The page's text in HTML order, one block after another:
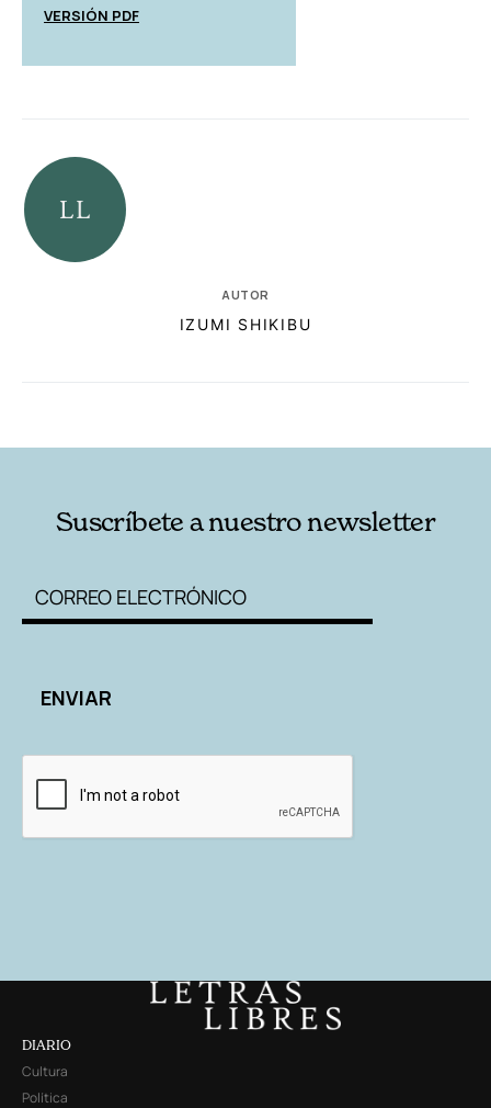
VERSIÓN PDF
AUTOR
IZUMI SHIKIBU
Suscríbete a nuestro newsletter
DIARIO
Cultura
Política